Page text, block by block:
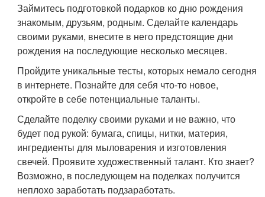
Займитесь подготовкой подарков ко дню рождения
знакомым, друзьям, родным. Сделайте календарь
своими руками, внесите в него предстоящие дни
рождения на последующие несколько месяцев.
Пройдите уникальные тесты, которых немало сегодня
в интернете. Познайте для себя что-то новое,
откройте в себе потенциальные таланты.
Сделайте поделку своими руками и не важно, что
будет под рукой: бумага, спицы, нитки, материя,
ингредиенты для мыловарения и изготовления
свечей. Проявите художественный талант. Кто знает?
Возможно, в последующем на поделках получится
неплохо заработать подзаработать.